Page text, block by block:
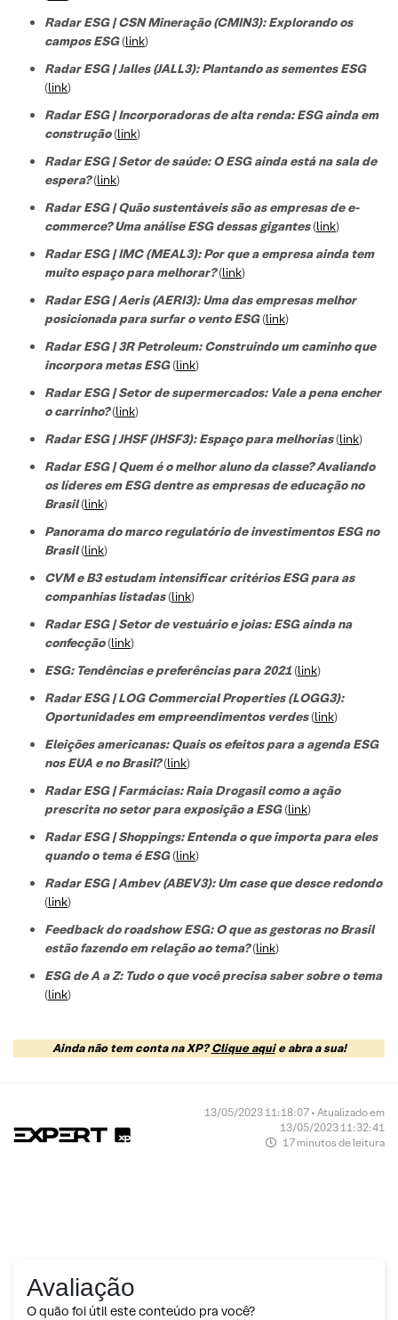
Radar ESG | CSN Mineração (CMIN3): Explorando os
campos ESG(link)
Radar ESG | Jalles (JALL3): Plantando as sementes ESG
(link)
Radar ESG | Incorporadoras de alta renda: ESG ainda em
construção(link)
Radar ESG | Setor de saúde: O ESG ainda está na sala de
espera?(link)
Radar ESG | Quão sustentáveis são as empresas de e-
commerce? Uma análise ESG dessas gigantes(link)
Radar ESG | IMC (MEAL3): Por que a empresa ainda tem
muito espaço para melhorar?(link)
Radar ESG | Aeris (AERI3): Uma das empresas melhor
posicionada para surfar o vento ESG(link)
Radar ESG | 3R Petroleum: Construindo um caminho que
incorpora metas ESG(link)
Radar ESG | Setor de supermercados: Vale a pena encher
o carrinho?(link)
Radar ESG | JHSF (JHSF3): Espaço para melhorias(link)
Radar ESG | Quem é o melhor aluno da classe? Avaliando
os líderes em ESG dentre as empresas de educação no
Brasil(link)
Panorama do marco regulatório de investimentos ESG no
Brasil(link)
CVM e B3 estudam intensificar critérios ESG para as
companhias listadas(link)
Radar ESG | Setor de vestuário e joias: ESG ainda na
confecção(link)
ESG: Tendências e preferências para 2021(link)
Radar ESG | LOG Commercial Properties (LOGG3):
Oportunidades em empreendimentos verdes(link)
Eleições americanas: Quais os efeitos para a agenda ESG
nos EUA e no Brasil?(link)
Radar ESG | Farmácias: Raia Drogasil como a ação
prescrita no setor para exposição a ESG(link)
Radar ESG | Shoppings: Entenda o que importa para eles
quando o tema é ESG(link)
Radar ESG | Ambev (ABEV3): Um case que desce redondo
(link)
Feedback do roadshow ESG: O que as gestoras no Brasil
estão fazendo em relação ao tema?(link)
ESG de A a Z: Tudo o que você precisa saber sobre o tema
(link)
Ainda não tem conta na XP?Clique aquie abra a sua!
13/05/2023 11:18:07 • Atualizado em
13/05/2023 11:32:41
17 minutos de leitura
Avaliação
O quão foi útil este conteúdo pra você?